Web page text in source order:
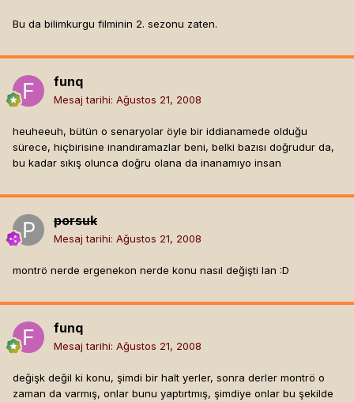
Bu da bilimkurgu filminin 2. sezonu zaten.
funq
Mesaj tarihi: Ağustos 21, 2008
heuheeuh, bütün o senaryolar öyle bir iddianamede olduğu
sürece, hiçbirisine inandıramazlar beni, belki bazısı doğrudur da,
bu kadar sıkış olunca doğru olana da inanamıyo insan
porsuk
Mesaj tarihi: Ağustos 21, 2008
montrö nerde ergenekon nerde konu nasıl değişti lan :D
funq
Mesaj tarihi: Ağustos 21, 2008
değişk değil ki konu, şimdi bir halt yerler, sonra derler montrö o
zaman da varmış, onlar bunu yaptırtmış, şimdiye onlar bu şekilde